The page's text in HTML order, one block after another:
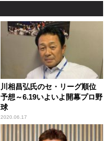
川相昌弘氏のセ・リーグ順位
予想～6.19いよいよ開幕プロ野
球
2020.06.17